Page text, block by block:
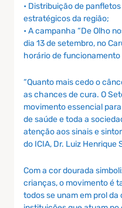
• Distribuição de
estratégicos da região;
• A campanha “De Olho
dia 13 de setembro, no
horário de
“Quanto mais cedo o
as chances de cura. O
movimento essencial
de saúde e toda a
atenção aos sinais e
do ICIA, Dr. Luiz Henrique
Com a cor dourada
crianças, o movimento é
todos se unam em prol